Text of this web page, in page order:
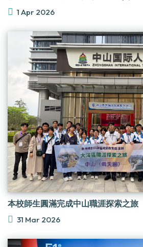
1 Apr 2026
本校師生圓滿完成中山職涯探索之旅
31 Mar 2026